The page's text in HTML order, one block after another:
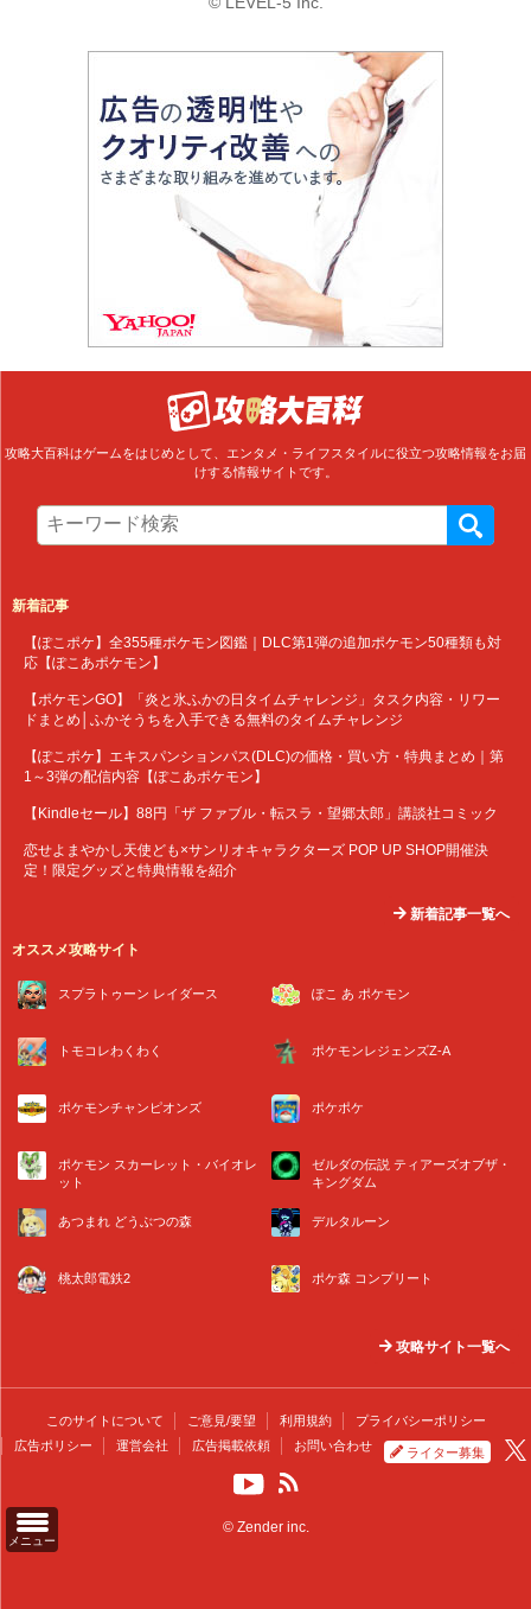
メニュー
攻略大百科はゲームをはじめとして、エンタメ・ライフスタイルに役立つ攻略情報をお届
けする情報サイトです。
新着記事
【ぽこポケ】全355種ポケモン図鑑｜DLC第1弾の追加ポケモン50種類も対
応【ぽこあポケモン】
【ポケモンGO】「炎と氷ふかの日タイムチャレンジ」タスク内容・リワー
ドまとめ│ふかそうちを入手できる無料のタイムチャレンジ
【ぽこポケ】エキスパンションパス(DLC)の価格・買い方・特典まとめ｜第
1～3弾の配信内容【ぽこあポケモン】
【Kindleセール】88円「ザ ファブル・転スラ・望郷太郎」講談社コミック
恋せよまやかし天使ども×サンリオキャラクターズ POP UP SHOP開催決
定！限定グッズと特典情報を紹介
新着記事一覧へ
オススメ攻略サイト
スプラトゥーン レイダース ぽこ あ ポケモン
トモコレわくわく ポケモンレジェンズZ-A
ポケモンチャンピオンズ ポケポケ
ポケモン スカーレット・バイオレ
ット
ゼルダの伝説 ティアーズオブザ・
キングダム
あつまれ どうぶつの森 デルタルーン
桃太郎電鉄2 ポケ森 コンプリート
攻略サイト一覧へ
このサイトについて ご意見/要望 利用規約
プライバシーポリシー
広告ポリシー
運営会社 広告掲載依頼 お問い合わせ ライター募集
© Zender inc.